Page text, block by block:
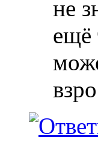
не
ещё